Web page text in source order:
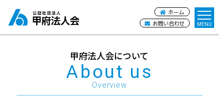
ホーム
お問い合わせ
甲府法人会について
About us
Overview